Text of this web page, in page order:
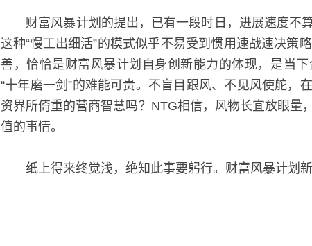
财富风暴计划的提出，已有一段时日，进展速度不算
这种“慢工出细活”的模式似乎不易受到惯用速战速决策
善，恰恰是财富风暴计划自身创新能力的体现，是当
“十年磨一剑”的难能可贵。不盲目跟风、不见风使舵
资界所倚重的营商智慧吗？NTG相信，风物长宜放眼量
值的事情。
纸上得来终觉浅，绝知此事要躬行。财富风暴计划新